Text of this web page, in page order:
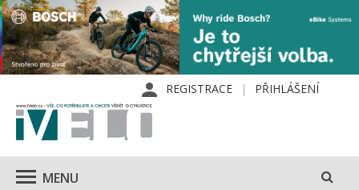
REGISTRACE PŘIHLÁŠENÍ
MENU